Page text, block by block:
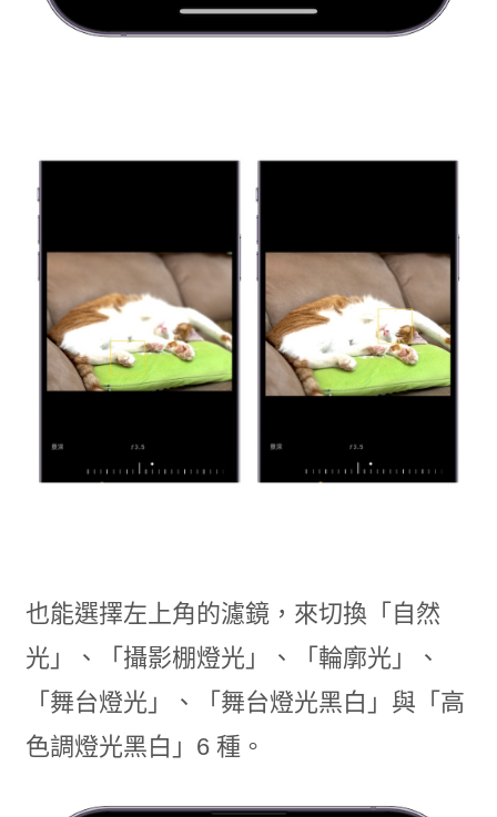
也能選擇左上角的濾鏡，來切換「自然
光」、「攝影棚燈光」、「輪廓光」、
「舞台燈光」、「舞台燈光黑白」與「高
色調燈光黑白」6 種。